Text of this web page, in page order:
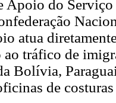
Apoio do
atua
ao tráfico de
Bolívia,
de